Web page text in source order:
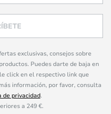
exclusivas, consejos sobre
Puedes darte de baja en
click en el respectivo link que
información, por favor, consulta
de privacidad.
a 249 €.